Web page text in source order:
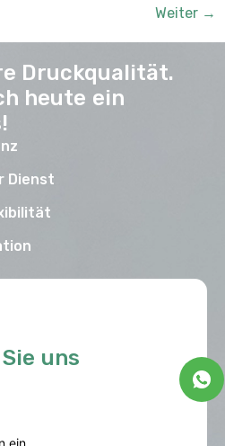
Weiter →
Druckqualität.
heute ein
Dienst
uns